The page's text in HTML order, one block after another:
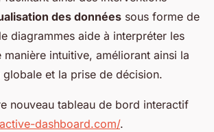
des données sous forme de
diagrammes aide à interpréter les
intuitive, améliorant ainsi la
et la prise de décision.
nouveau tableau de bord interactif
dashboard.com/.